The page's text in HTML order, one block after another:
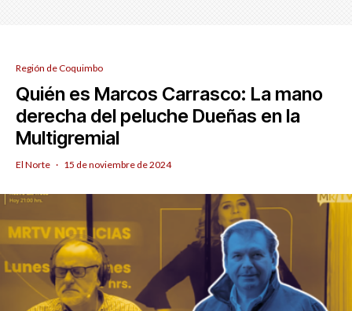
Región de Coquimbo
Quién es Marcos Carrasco: La mano
derecha del peluche Dueñas en la
Multigremial
El Norte · 15 de noviembre de 2024